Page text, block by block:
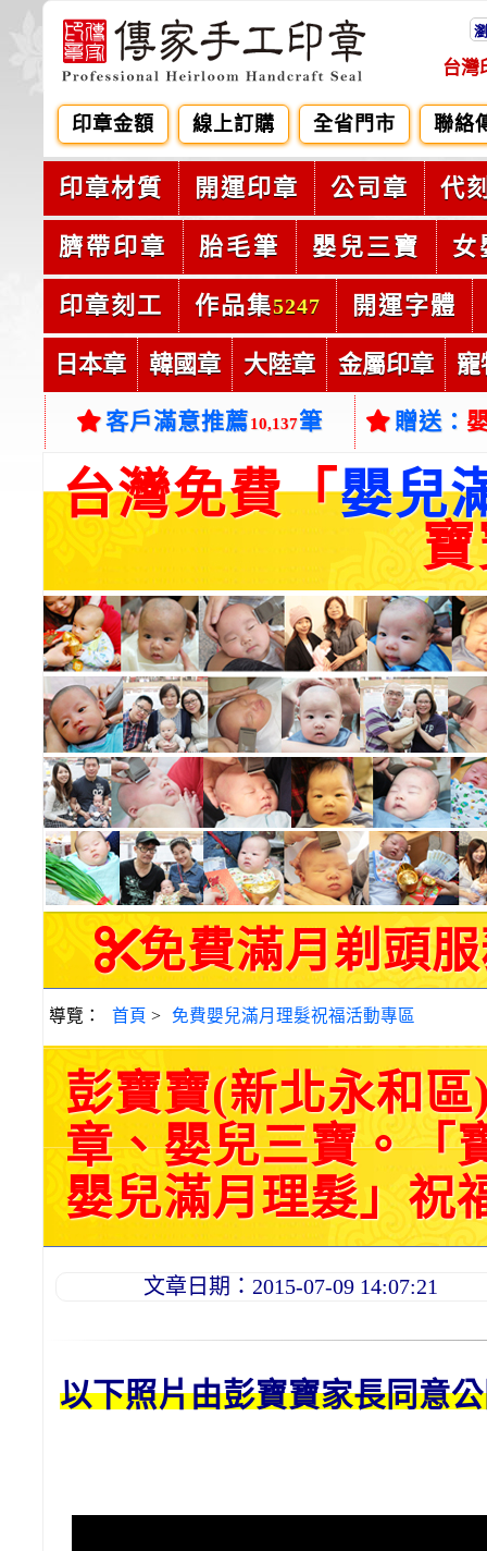
台灣
印章金額 線上訂購 全省門市 聯絡
印章材質 開運印章 公司章 代
臍帶印章 胎毛筆 嬰兒三寶 女
印章刻工 作品集5247 開運字體
日本章 韓國章 大陸章 金屬印章 寵
客戶滿意推薦10,137筆 贈送：
台灣免費「嬰兒
免費滿月剃頭服
導覽： 首頁 > 免費嬰兒滿月理髮祝福活動專區
彭寶寶(新北永和
章、嬰兒三寶。「
嬰兒滿月理髮」祝
文章日期：2015-07-09 14:07:21
以下照片由彭寶寶家長同意